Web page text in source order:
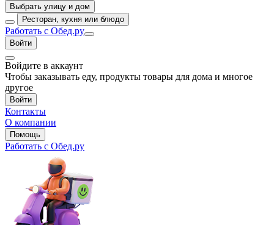
Выбрать улицу и дом
Ресторан, кухня или блюдо
Работать с Обед.ру
Войти
Войдите в аккаунт
Чтобы заказывать еду, продукты товары для дома и многое
другое
Войти
Контакты
О компании
Помощь
Работать с Обед.ру